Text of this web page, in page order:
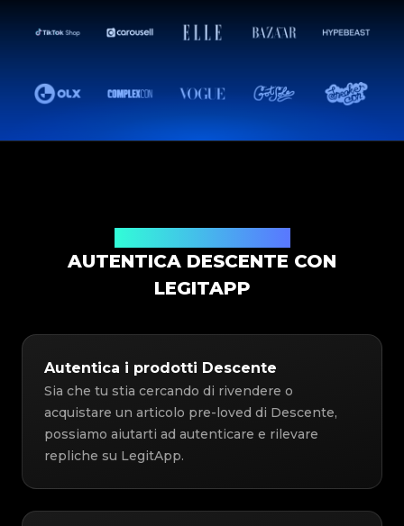
AUTENTICA DESCENTE CON
LEGITAPP
Autentica i prodotti Descente
Sia che tu stia cercando di rivendere o
acquistare un articolo pre-loved di Descente,
possiamo aiutarti ad autenticare e rilevare
repliche su LegitApp.